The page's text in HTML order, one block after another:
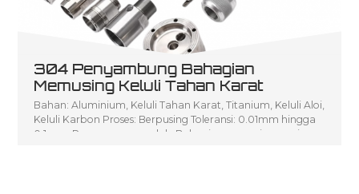
304 Penyambung Bahagian
Memusing Keluli Tahan Karat
Bahan: Aluminium, Keluli Tahan Karat, Titanium, Keluli Aloi,
Keluli Karbon Proses: Berpusing Toleransi: 0.01mm hingga
0.1 mm Penerangan produk: Bahagian pemusing mesin